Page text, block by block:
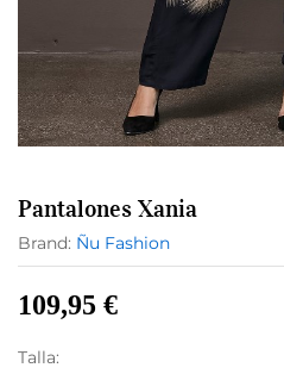
Pantalones Xania
Brand: Ñu Fashion
109,95 €
Talla: